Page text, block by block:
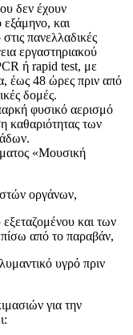
δεν έχουν
εξάμηνο, και
πανελλαδικές
εργαστηριακού
ή rapid test, με
έως 48 ώρες πριν από
δομές.
φυσικό αερισμό
καθαριότητας των
«Μουσική
οργάνων,
και των
από το παραβάν,
υγρό πριν
για την